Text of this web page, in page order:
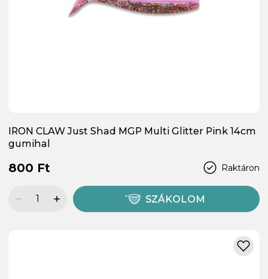
IRON CLAW Just Shad MGP Multi Glitter Pink 14cm
gumihal
Raktáron
800 Ft
SZÁKOLOM